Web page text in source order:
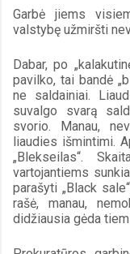
Garbė jiems
valstybę užmiršti
Dabar, po
pavilko, tai bandė
ne saldainiai.
suvalgo svarą
svorio. Manau,
liaudies išmintimi.
„Blekseilas“.
vartojantiems
parašyti „Black
rašė, manau,
didžiausia gėda